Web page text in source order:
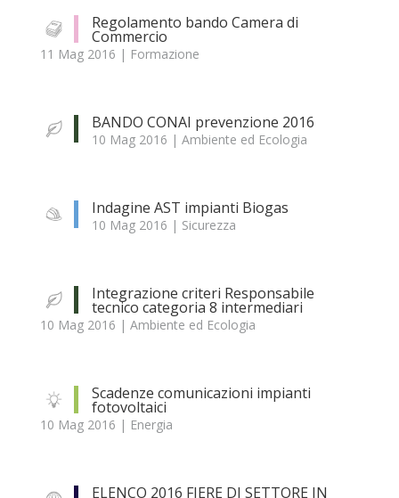
Regolamento bando Camera di
Commercio
11 Mag 2016 | Formazione
BANDO CONAI prevenzione 2016
10 Mag 2016 | Ambiente ed Ecologia
Indagine AST impianti Biogas
10 Mag 2016 | Sicurezza
Integrazione criteri Responsabile
tecnico categoria 8 intermediari
10 Mag 2016 | Ambiente ed Ecologia
Scadenze comunicazioni impianti
fotovoltaici
10 Mag 2016 | Energia
ELENCO 2016 FIERE DI SETTORE IN